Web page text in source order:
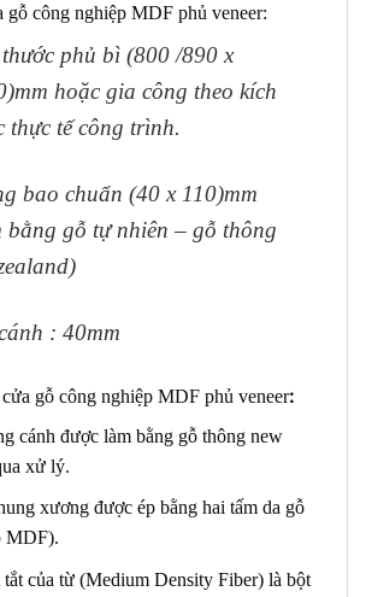
gỗ công nghiệp MDF phủ veneer:
phủ bì (800 /890 x
hoặc gia công theo kích
thực tếcông trình.
bao chuẩn (40 x 110)mm
bằng gỗ tự nhiên – gỗ thông
: 40mm
cửa gỗ công nghiệp MDF phủ veneer:
cánh được làm bằng gỗ thông new
xử lý.
xương được ép bằng hai tấm da gỗ
MDF).
của từ (Medium Density Fiber) là bột